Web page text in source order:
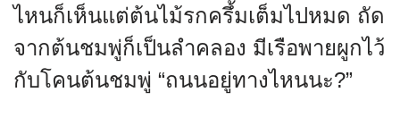
ไหนก็เห็นแต่ต้นไม้รกครึ้มเต็มไปหมด ถัด
จากต้นชมพู่ก็เป็นลำคลอง มีเรือพายผูกไว้
กับโคนต้นชมพู่ “ถนนอยู่ทางไหนนะ?”